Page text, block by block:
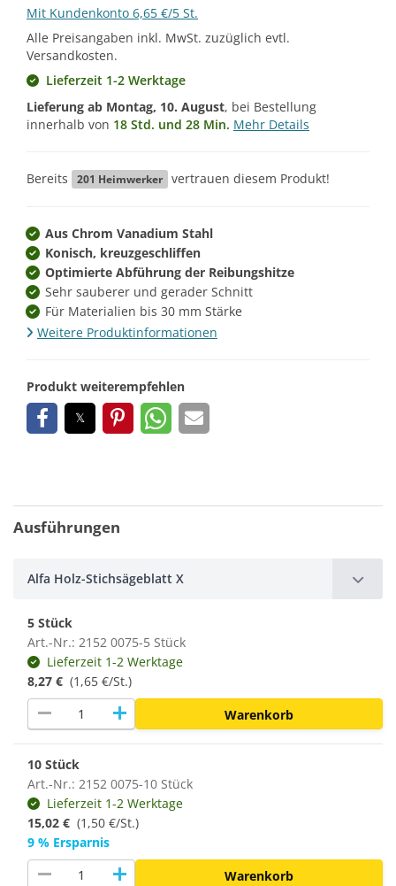
Mit Kundenkonto 6,65 €/5 St.
Alle Preisangaben inkl. MwSt. zuzüglich evtl.
Versandkosten.
Lieferzeit 1-2 Werktage
Lieferung ab Montag, 10. August, bei Bestellung
innerhalb von 18 Std. und 28 Min. Mehr Details
Bereits 201 Heimwerker vertrauen diesem Produkt!
Aus Chrom Vanadium Stahl
Konisch, kreuzgeschliffen
Optimierte Abführung der Reibungshitze
Sehr sauberer und gerader Schnitt
Für Materialien bis 30 mm Stärke
Weitere Produktinformationen
Produkt weiterempfehlen
Ausführungen
Alfa Holz-Stichsägeblatt X
5 Stück
Art.-Nr.: 2152 0075-5 Stück
Lieferzeit 1-2 Werktage
8,27 € (1,65 €/St.)
remove add Warenkorb
10 Stück
Art.-Nr.: 2152 0075-10 Stück
Lieferzeit 1-2 Werktage
15,02 € (1,50 €/St.)
9 % Ersparnis
remove add Warenkorb